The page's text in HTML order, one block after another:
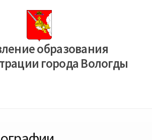
образования
города Вологды